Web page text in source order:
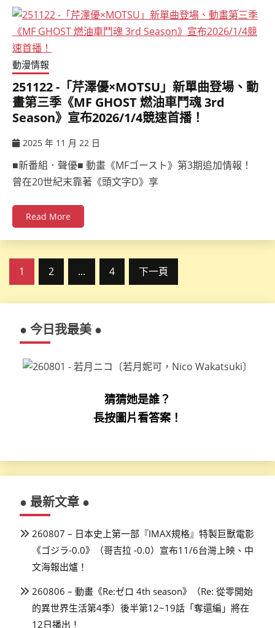
動漫情報
251122 -「芹澤優×MOTSU」新單曲登場、動
畫第三季《MF GHOST 燃油車鬥魂 3rd
Season》宣布2026/1/4競速首播！
2025 年 11 月 22 日
■新番組．聲優■ 動畫《MFゴースト》第3期追加情報！
曾在20世紀末靠著《頭文字D》享
Read More
文
頁
1 2 ... 4 下一頁
● 今日我最美 ●
猜猜她是誰？
長按圖片看答案！
● 最新文章 ●
260807 – 日本史上第一部『IMAX規格』特製巨獸電影
《ゴジラ-0.0》（哥吉拉 -0.0）宣布11/6台灣上映、中
文海報出爐！
260806 – 動畫《Re:ゼロ 4th season》（Re: 從零開始
的異世界生活第4季）後半第12~19話「奪還編」將在
12日播出！